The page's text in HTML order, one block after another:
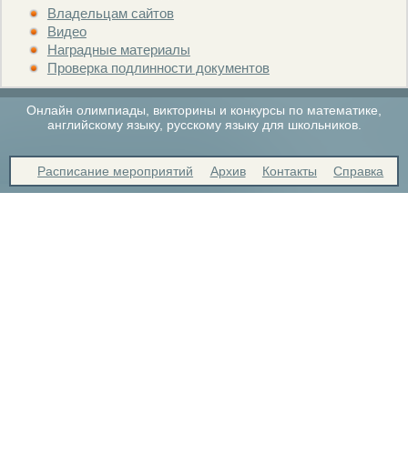
Владельцам сайтов
Видео
Наградные материалы
Проверка подлинности документов
Онлайн олимпиады, викторины и конкурсы по математике,
английскому языку, русскому языку для школьников.
Расписание мероприятий Архив Контакты Справка